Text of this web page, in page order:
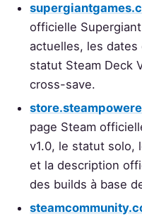
officielle
actuelles, les
statut Steam Deck
cross-save.
page Steam
v1.0, le statut solo,
et la description
des builds à base